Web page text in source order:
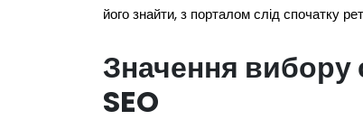
його знайти, з порталом слід спочатку
Значення вибору
SEO